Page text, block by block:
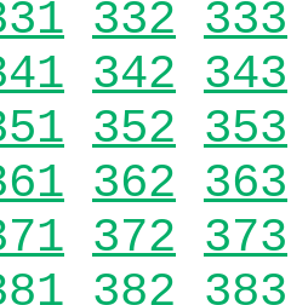
332 333
342 343
352 353
362 363
372 373
382 383